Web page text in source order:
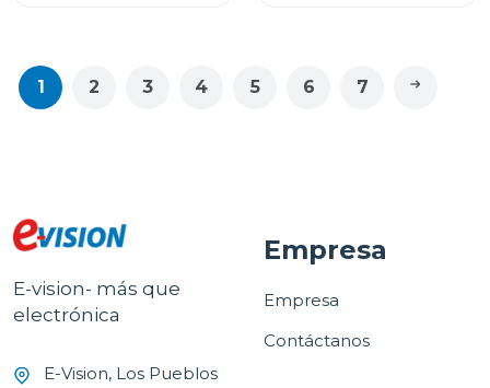
1 2 3 4 5 6 7
E-vision- más que
electrónica
E-Vision, Los Pueblos
Empresa
Empresa
Contáctanos